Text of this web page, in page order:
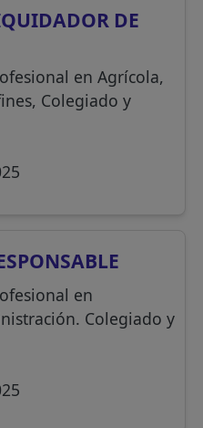
DE
en Agrícola,
Colegiado y
en
Colegiado y